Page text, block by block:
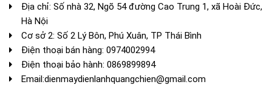
Địa chỉ: Số nhà 32, Ngõ 54 đường Cao Trung 1, xã Hoài Đức,
Hà Nội
Cơ sở 2: Số 2 Lý Bôn, Phú Xuân, TP Thái Bình
Điện thoại bán hàng: 0974002994
Điện thoại bảo hành: 0869899894
Email:dienmaydienlanhquangchien@gmail.com